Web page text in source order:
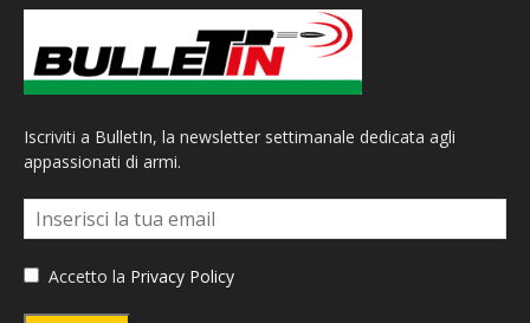
Iscriviti a BulletIn, la newsletter settimanale dedicata agli
appassionati di armi.
Accetto la Privacy Policy